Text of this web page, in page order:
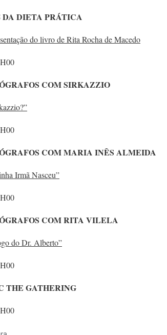
DIETA PRÁTICA
do livro de Rita Rocha de Macedo
COM SIRKAZZIO
COM MARIA INÊS ALMEIDA
Irmã Nasceu”
COM RITA VILELA
do Dr. Alberto”
THE GATHERING